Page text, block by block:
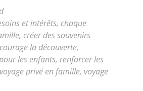
et intérêts, chaque
, créer des souvenirs
la découverte,
les enfants, renforcer les
voyage privé en famille, voyage